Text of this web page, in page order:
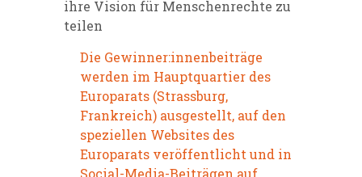
ihre Vision für Menschenrechte zu
teilen
Die Gewinner:innenbeiträge
werden im Hauptquartier des
Europarats (Strassburg,
Frankreich) ausgestellt, auf den
speziellen Websites des
Europarats veröffentlicht und in
Social-Media-Beiträgen auf